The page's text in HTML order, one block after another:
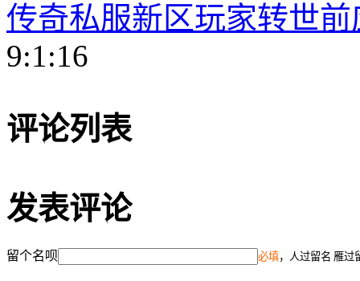
传奇私服新区玩家转世
9:1:16
评论列表
发表评论
留个名呗 必填，人过留名 雁过